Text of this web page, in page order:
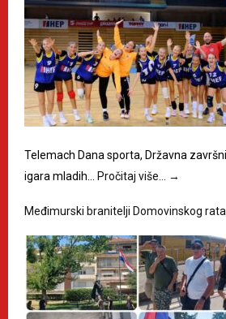
Telemach Dana sporta, Državna
igara mladih…
Pročitaj više… →
Međimurski branitelji Domovinskog